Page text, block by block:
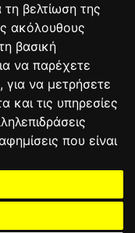
βελτίωση της
ακόλουθους
βασική
να παρέχετε
, για να μετρήσετε
και τις υπηρεσίες
που είναι
ΠΡΟΣΤΑΣΙΑΣ
ΑΓΟΡΑ